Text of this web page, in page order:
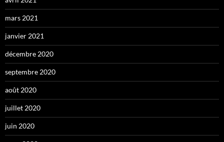
mars 2021
janvier 2021
décembre 2020
septembre 2020
août 2020
juillet 2020
juin 2020